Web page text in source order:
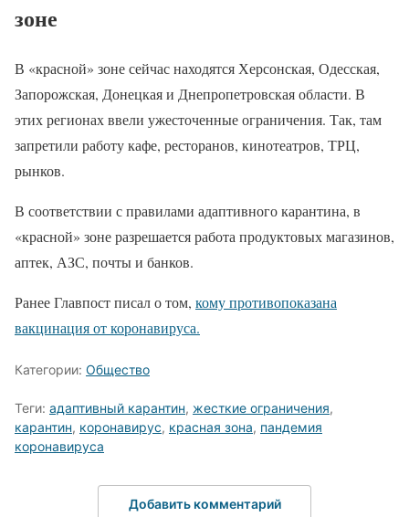
зоне
В «красной» зоне сейчас находятся Херсонская, Одесская,
Запорожская, Донецкая и Днепропетровская области. В
этих регионах ввели ужесточенные ограничения. Так, там
запретили работу кафе, ресторанов, кинотеатров, ТРЦ,
рынков.
В соответствии с правилами адаптивного карантина, в
«красной» зоне разрешается работа продуктовых магазинов,
аптек, АЗС, почты и банков.
Ранее Главпост писал о том, кому противопоказана
вакцинация от коронавируса.
Категории: Общество
Теги: адаптивный карантин, жесткие ограничения,
карантин, коронавирус, красная зона, пандемия
коронавируса
Добавить комментарий